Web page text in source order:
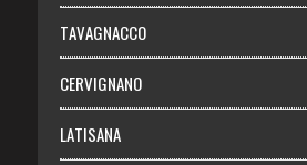
Chi siamo
Abbonati
Login
TAVAGNACCO
CERVIGNANO
LATISANA